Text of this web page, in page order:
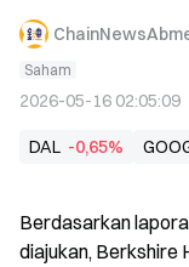
Saham
2026-05-16 02:05:09
DAL -0,65%
Berdasarkan
diajukan, Berkshire